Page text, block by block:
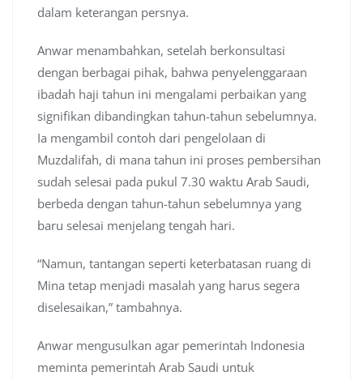
dalam keterangan persnya.
Anwar menambahkan, setelah berkonsultasi
dengan berbagai pihak, bahwa penyelenggaraan
ibadah haji tahun ini mengalami perbaikan yang
signifikan dibandingkan tahun-tahun sebelumnya.
Ia mengambil contoh dari pengelolaan di
Muzdalifah, di mana tahun ini proses pembersihan
sudah selesai pada pukul 7.30 waktu Arab Saudi,
berbeda dengan tahun-tahun sebelumnya yang
baru selesai menjelang tengah hari.
“Namun, tantangan seperti keterbatasan ruang di
Mina tetap menjadi masalah yang harus segera
diselesaikan,” tambahnya.
Anwar mengusulkan agar pemerintah Indonesia
meminta pemerintah Arab Saudi untuk